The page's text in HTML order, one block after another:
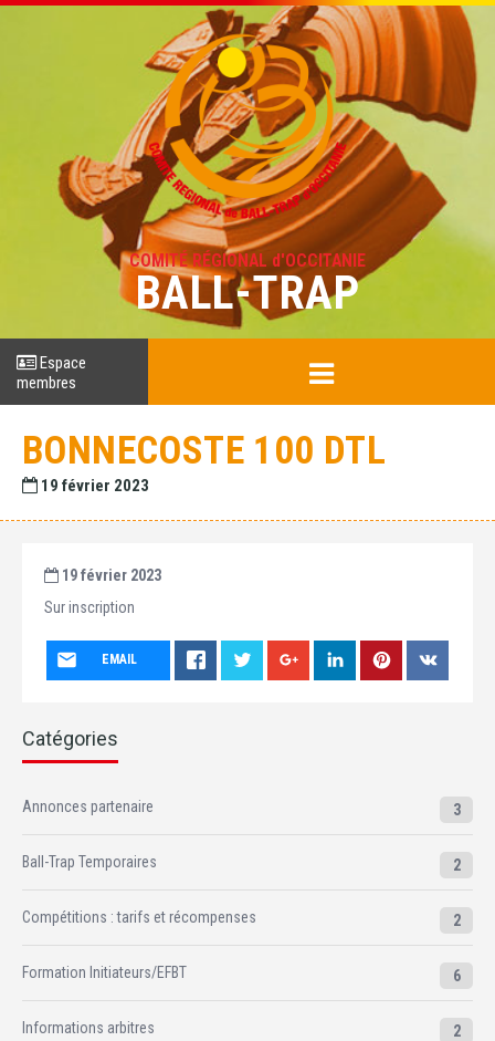
COMITÉ RÉGIONAL d'OCCITANIE
BALL-TRAP
Espace
membres
BONNECOSTE 100 DTL
19 février 2023
19 février 2023
Sur inscription
EMAIL
Catégories
Annonces partenaire 3
Ball-Trap Temporaires 2
Compétitions : tarifs et récompenses 2
Formation Initiateurs/EFBT 6
Informations arbitres 2